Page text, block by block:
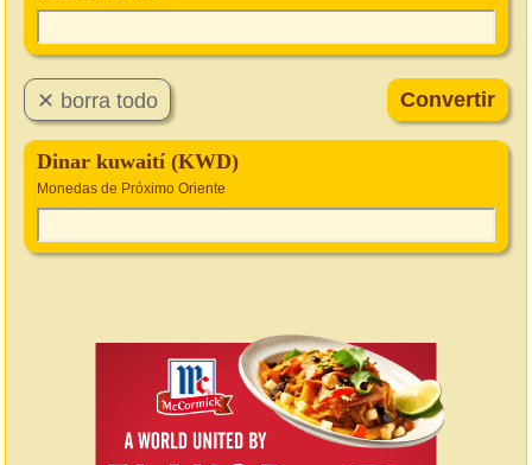
Dinar kuwaití (KWD)
Monedas de Próximo Oriente